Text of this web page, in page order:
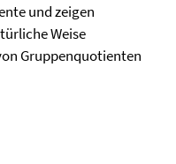
und zeigen
Weise
Gruppenquotienten